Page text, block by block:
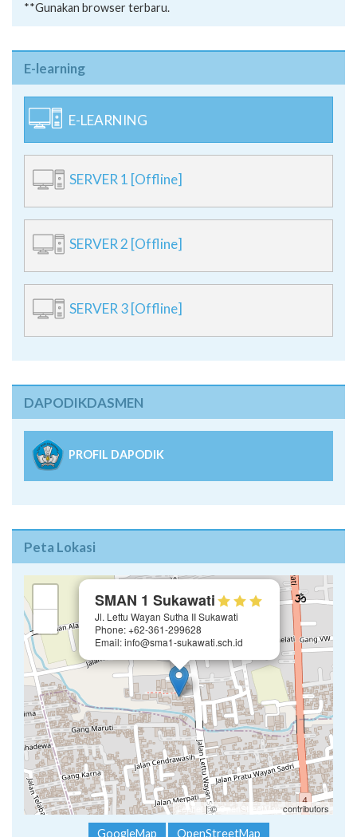
**Gunakan browser terbaru.
E-learning
E-LEARNING
SERVER 1 [Offline]
SERVER 2 [Offline]
SERVER 3 [Offline]
DAPODIKDASMEN
PROFIL DAPODIK
Peta Lokasi
SMAN 1 Sukawati
Jl. Lettu Wayan Sutha II Sukawati
Phone: +62-361-299628
Email: info@sma1-sukawati.sch.id
Leaflet | ©OpenStreetMap contributors
GoogleMap OpenStreetMap